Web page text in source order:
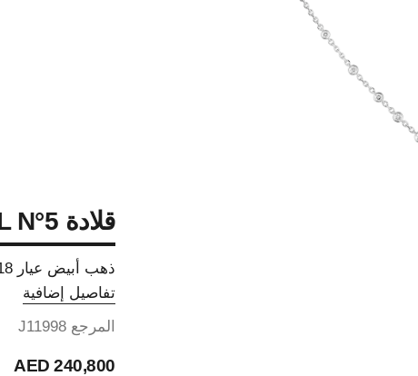
قلادة ETERNAL N°5
ذهب أبيض عيار 18 قيراطاً، الماس
تفاصيل إضافية
المرجع J11998
240,800 AED